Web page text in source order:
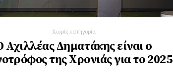
Χωρίς κατηγορία
Αχιλλέας Δηματάκης είναι o
της Χρονιάς για το 2025